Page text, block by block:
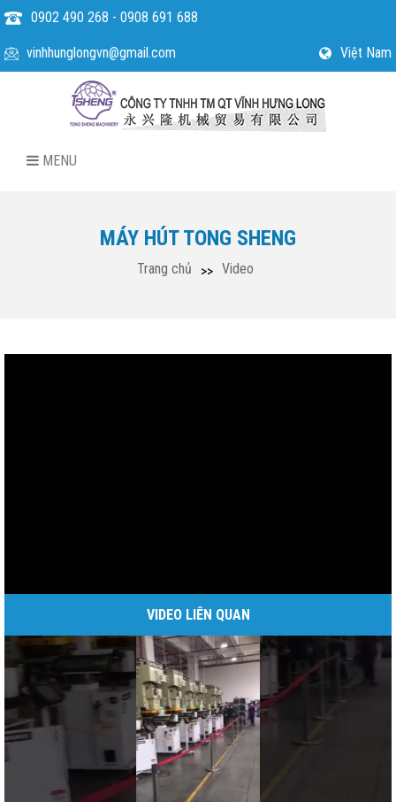
0902 490 268 - 0908 691 688
vinhhunglongvn@gmail.com Việt Nam
MENU
MÁY HÚT TONG SHENG
Trang chủ >> Video
VIDEO LIÊN QUAN